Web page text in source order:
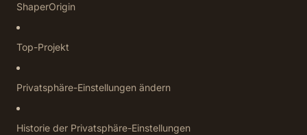
ShaperOrigin
Top-Projekt
Privatsphäre-Einstellungen ändern
Historie der Privatsphäre-Einstellungen